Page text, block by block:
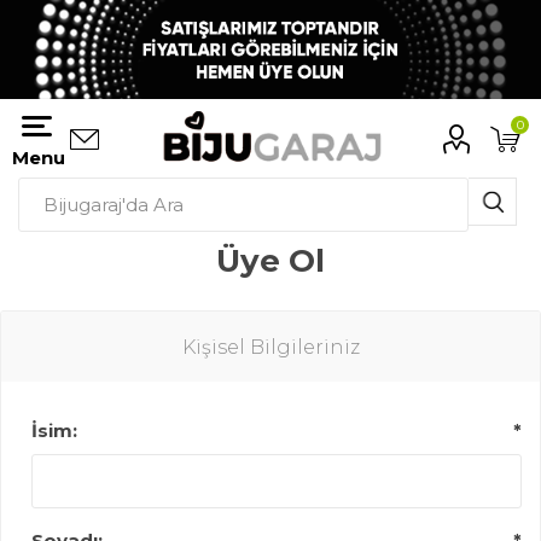
Menu
0
Üye Ol
Kişisel Bilgileriniz
İsim: *